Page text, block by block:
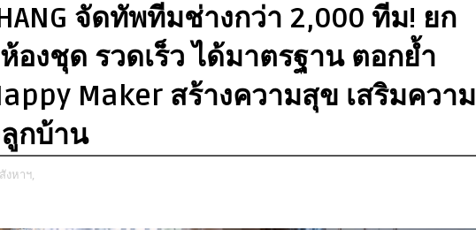
จัดทัพทีมช่างกว่า 2,000 ทีม! ยก
องชุด รวดเร็ว ได้มาตรฐาน ตอกย้ำ
Maker สร้างความสุข เสริมความ
กบ้าน
งหาฯ,